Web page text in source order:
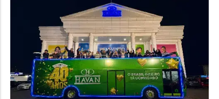
motociclista realizando a manobra conhecida como "dar...